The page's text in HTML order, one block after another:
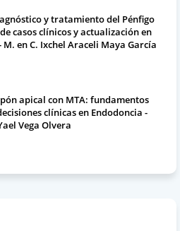
y tratamiento del Pénfigo
casos clínicos y actualización en
en C. Ixchel Araceli Maya García
apical con MTA: fundamentos
clínicas en Endodoncia -
Vega Olvera